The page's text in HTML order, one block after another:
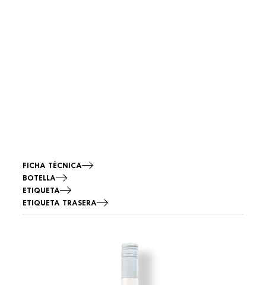
FICHA TÉCNICA
BOTELLA
ETIQUETA
ETIQUETA TRASERA